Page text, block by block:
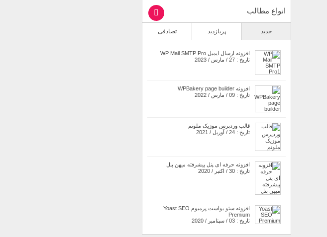
انواع مطالب
جدید پربازدید تصادفی
افزونه ارسال ایمیل WP Mail SMTP Pro
تاریخ : 27 / مارس / 2023
افزونه WPBakery page builder
تاریخ : 09 / مارس / 2022
قالب وردپرس موزیک ملوتم
تاریخ : 24 / آوریل / 2021
افزونه حرفه ای پنل پیشرفته میهن پنل
تاریخ : 30 / اکتبر / 2020
افزونه سئو یواست پرمیوم Yoast SEO
Premium
تاریخ : 03 / سپتامبر / 2020